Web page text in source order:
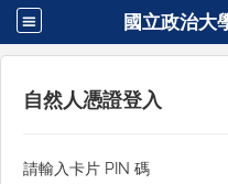
國立政治大
自然人憑證登入
請輸入卡片 PIN 碼